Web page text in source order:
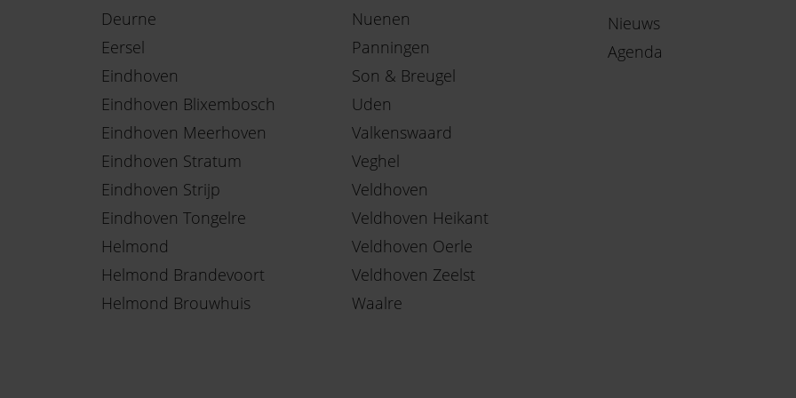
Deurne
Eersel
Eindhoven
Eindhoven Blixembosch
Eindhoven Meerhoven
Eindhoven Stratum
Eindhoven Strijp
Eindhoven Tongelre
Helmond
Helmond Brandevoort
Helmond Brouwhuis
Nuenen
Panningen
Son & Breugel
Uden
Valkenswaard
Veghel
Veldhoven
Veldhoven Heikant
Veldhoven Oerle
Veldhoven Zeelst
Waalre
Nieuws
Agenda